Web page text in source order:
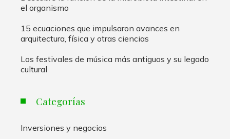
el organismo
15 ecuaciones que impulsaron avances en
arquitectura, física y otras ciencias
Los festivales de música más antiguos y su legado
cultural
Categorías
Inversiones y negocios